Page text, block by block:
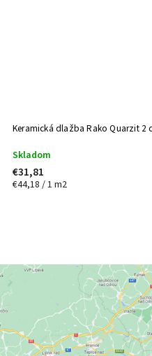
Keramická dlažba Rako Quarzit 2
Skladom
€31,81
€44,18 / 1 m2